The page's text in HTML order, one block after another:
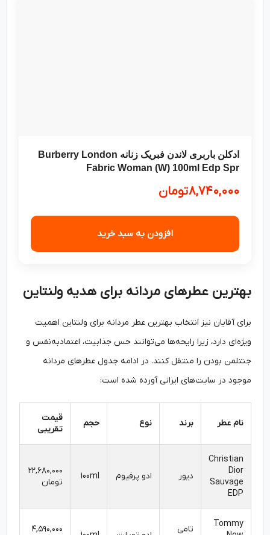
ادکلن باربری لاندن فبریک زنانه Burberry London
Fabric Woman (W) 100ml Edp Spr
۸,۷۴۰,۰۰۰تومان
افزودن به سبد خرید
بهترین عطرهای مردانه برای هدیه ولنتاین
برای آقایان نیز انتخاب بهترین عطر مردانه برای ولنتاین اهمیت
ویژه‌ای دارد، زیرا رایحه‌ها می‌توانند حس جذابیت، اعتمادبه‌نفس و
جنتلمن بودن را منتقل کنند. در ادامه جدول عطرهای مردانه
موجود در سایت‌های ایرانی آورده شده است:
نام عطر
قیمت
تقریبی
Christian
Sauvage
دیور ادو پرفیوم 100ml
۲۲,۶۸۰,۰۰۰
تومان
Tommy
۴,۵۹۰,۰۰۰